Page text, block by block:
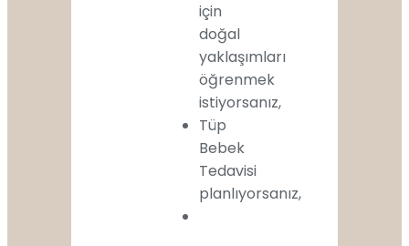
için
doğal
yaklaşımları
öğrenmek
istiyorsanız,
Tüp
Bebek
Tedavisi
planlıyorsanız,